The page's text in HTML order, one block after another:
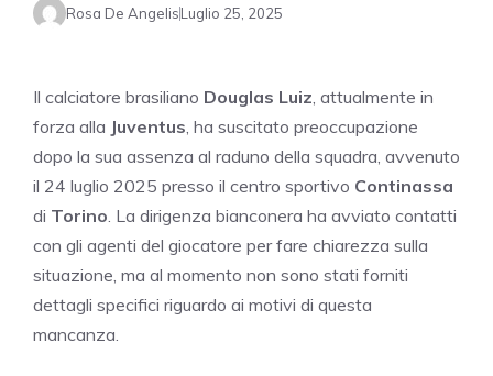
Rosa De AngelisLuglio 25, 2025
Il calciatore brasiliano Douglas Luiz, attualmente in
forza alla Juventus, ha suscitato preoccupazione
dopo la sua assenza al raduno della squadra, avvenuto
il 24 luglio 2025 presso il centro sportivo Continassa
di Torino. La dirigenza bianconera ha avviato contatti
con gli agenti del giocatore per fare chiarezza sulla
situazione, ma al momento non sono stati forniti
dettagli specifici riguardo ai motivi di questa
mancanza.